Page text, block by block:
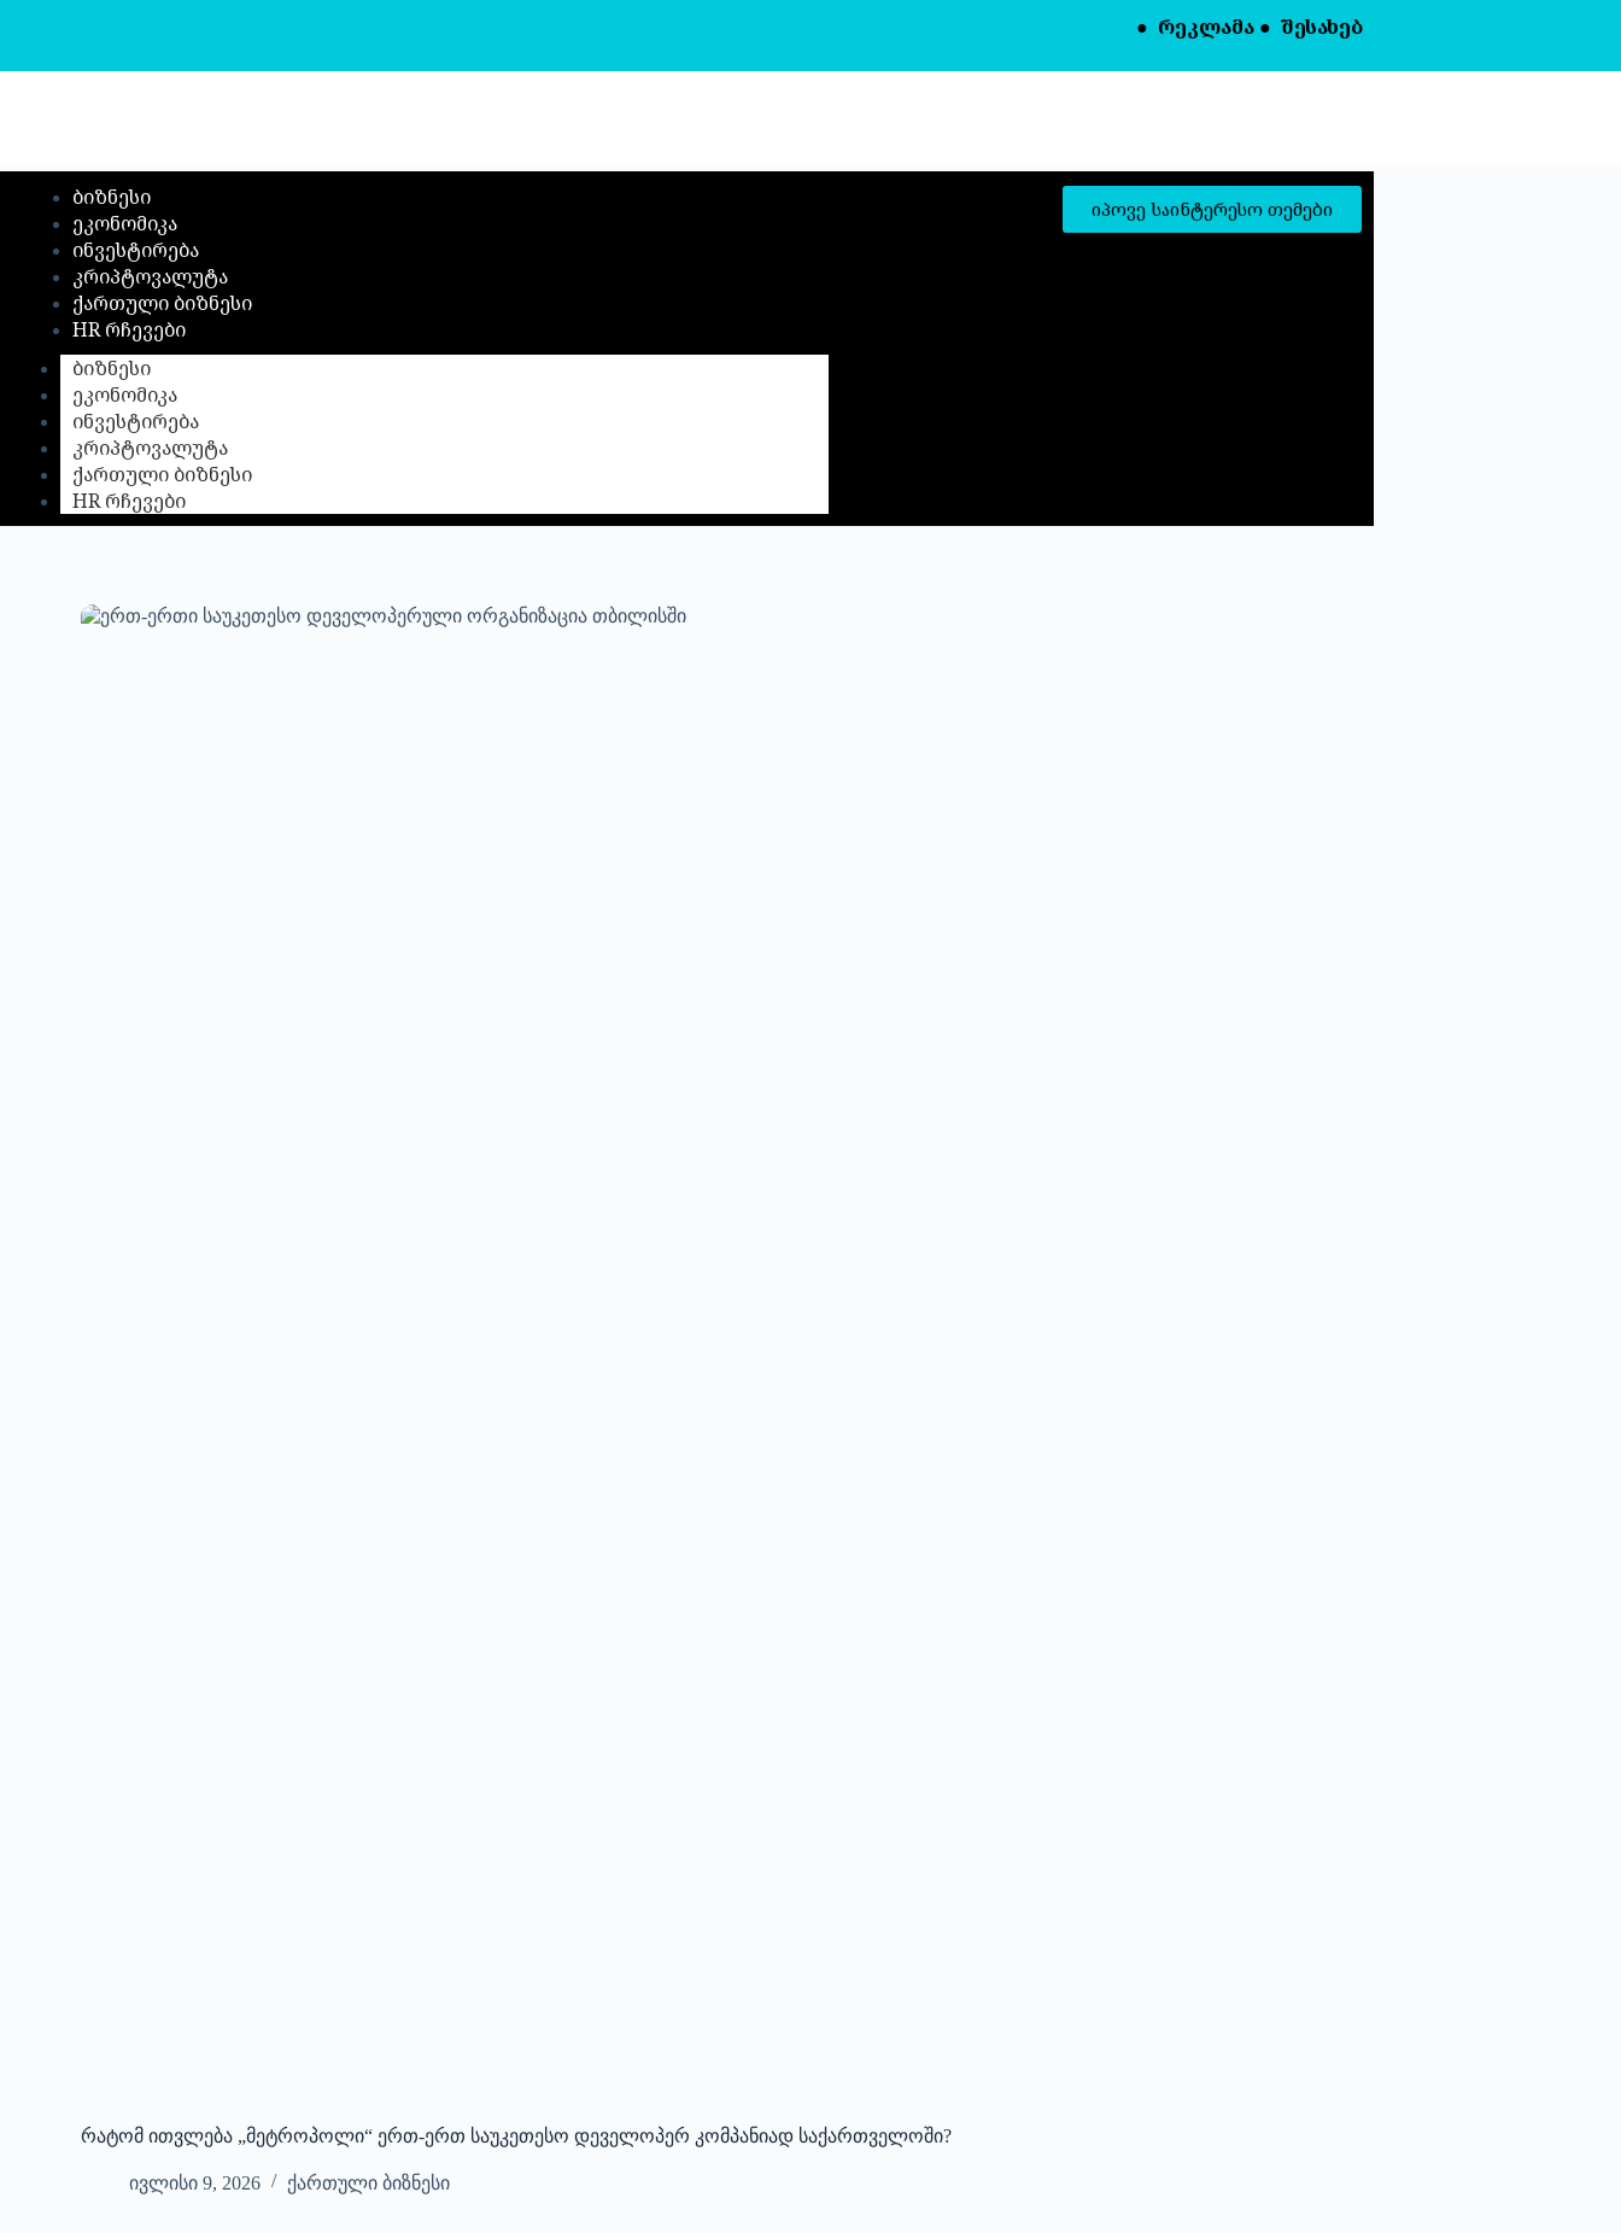
o
● რეკლამა ● შესახებ
ბიზნესი
ეკონომიკა
ინვესტირება
კრიპტოვალუტა
ქართული ბიზნესი
HR რჩევები
ბიზნესი
ეკონომიკა
ინვესტირება
კრიპტოვალუტა
ქართული ბიზნესი
HR რჩევები
იპოვე საინტერესო თემები
რატომ ითვლება „მეტროპოლი“ ერთ-ერთ საუკეთესო დეველოპერ კომპანიად საქართველოში?
ივლისი 9, 2026 ქართული ბიზნესი